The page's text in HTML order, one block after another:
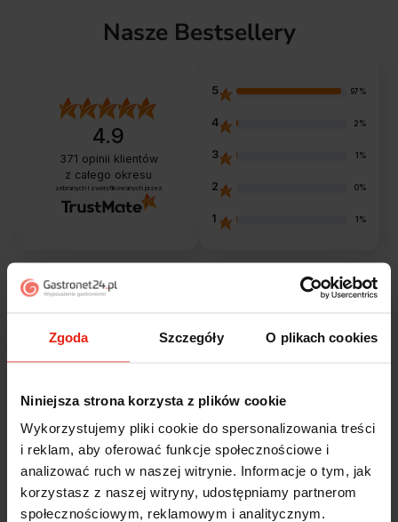
Zgoda Szczegóły O plikach cookies
Niniejsza strona korzysta z plików cookie
Wykorzystujemy pliki cookie do spersonalizowania treści
i reklam, aby oferować funkcje społecznościowe i
analizować ruch w naszej witrynie. Informacje o tym, jak
korzystasz z naszej witryny, udostępniamy partnerom
społecznościowym, reklamowym i analitycznym.
Nasze Bestsellery
4.9
371 opinii klientów
z całego okresu
zebranych i zweryfikowanych przez
5 97%
4 2%
3 1%
2 0%
1 1%
Alicja zweryfikowano
5
Jestem zaskoczona, że ta paczka dotarła do mnie tak
szybko. Paczka dotarła cała i zdrowa. Szybko,
sprawnie, bez problemów. Bardzo pomocna obsługa